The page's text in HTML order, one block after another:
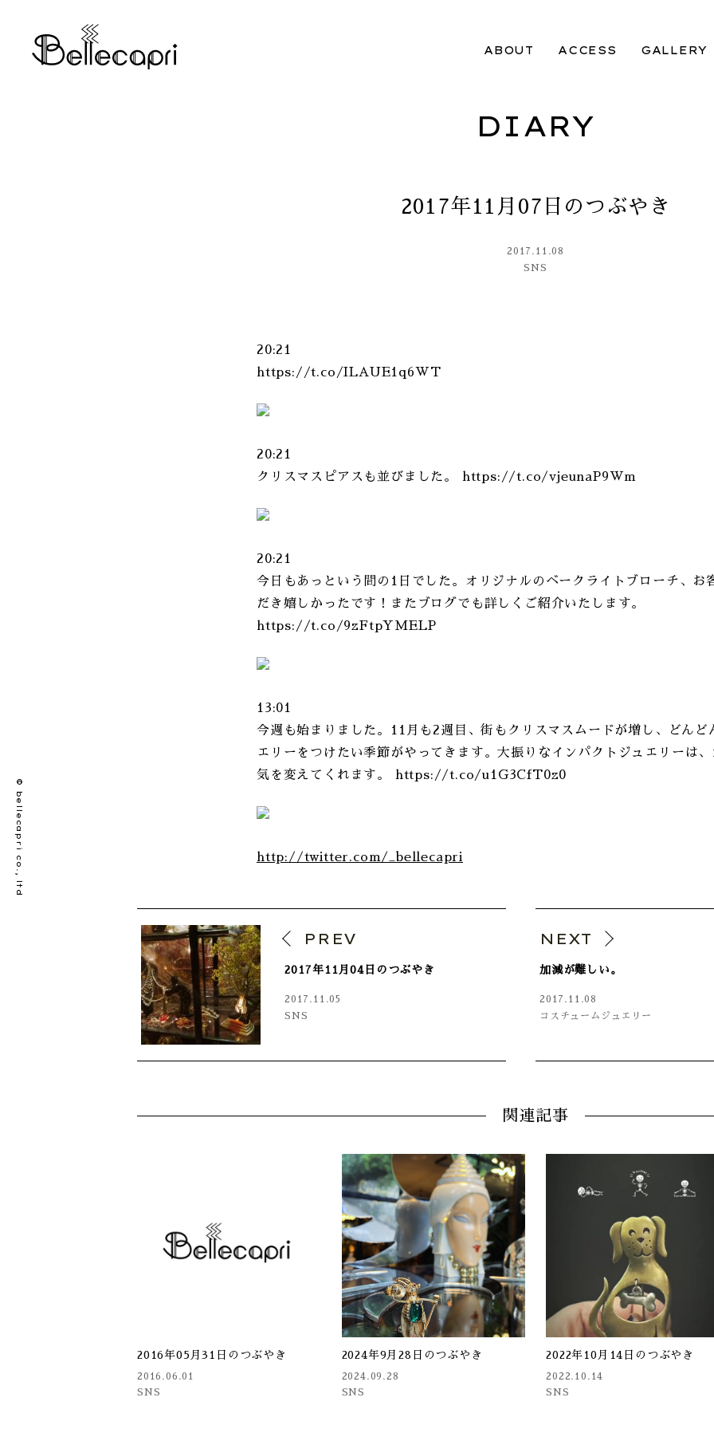
ABOUT ACCESS GALLERY
DIARY
2017年11月07日のつぶやき
2017.11.08
SNS
20:21
https://t.co/ILAUE1q6WT
20:21
クリスマスピアスも並びました。 https://t.co/vjeunaP9Wm
20:21
今日もあっという間の1日でした。オリジナルのベークライトブローチ、お
だき嬉しかったです！またブログでも詳しくご紹介いたします。
https://t.co/9zFtpYMELP
13:01
今週も始まりました。11月も2週目、街もクリスマスムードが増し、どんど
エリーをつけたい季節がやってきます。大振りなインパクトジュエリーは
気を変えてくれます。 https://t.co/u1G3CfT0z0
http://twitter.com/_bellecapri
PREV
2017年11月04日のつぶやき
2017.11.05
SNS
NEXT
加減が難しい。
2017.11.08
コスチュームジュエリー
関連記事
2016年05月31日のつぶやき
2016.06.01
SNS
2024年9月28日のつぶやき
2024.09.28
SNS
2022年10月14日のつぶやき
2022.10.14
SNS
© bellecapri co., ltd